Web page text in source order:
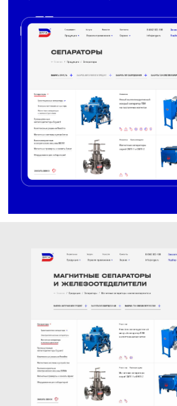
(звонки, заявки, темы обращения),
мы разместили в интерфейсе триггерные
кнопки. Каждая кнопка имеет уникальное
название и расположена с учетом
пользовательских сценариев. Используя UX-
обращений и тем самым увеличить конверсию
в карточке с оборудованием.